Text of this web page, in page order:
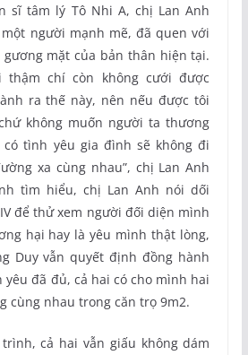
sĩ tâm lý Tô Nhi A, chị Lan Anh
người mạnh mẽ, đã quen với
mặt của bản thân hiện tại.
thậm chí còn không cưới được
ra thế này, nên nếu được tôi
không muốn người ta thương
tình yêu gia đình sẽ không đi
xa cùng nhau”, chị Lan Anh
tìm hiểu, chị Lan Anh nói dối
để thử xem người đối diện mình
hại hay là yêu mình thật lòng,
Duy vẫn quyết định đồng hành
đã đủ, cả hai có cho mình hai
cùng nhau trong căn trọ 9m2.
cả hai vẫn giấu không dám